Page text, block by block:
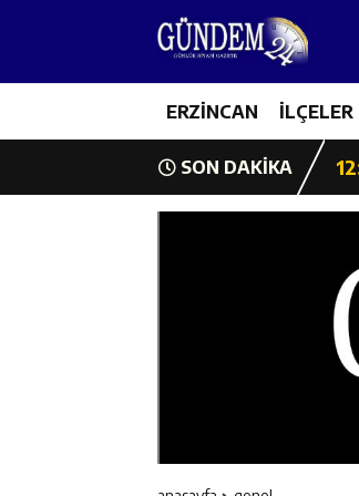
ERZİNCAN İLÇELER
SON DAKİKA